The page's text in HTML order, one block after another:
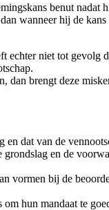
benut nadat
wanneer hij de
echter niet tot gevolg
dan brengt deze
en dat van de
en de
vormen bij de
hun mandaat te